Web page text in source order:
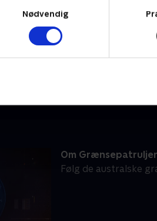
Nødvendig
Om
Følg de australske